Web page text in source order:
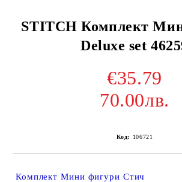
STITCH Комплект
Deluxe set
€35.79
70.00лв.
Код: 106721
Комплект Мини фигури Стич